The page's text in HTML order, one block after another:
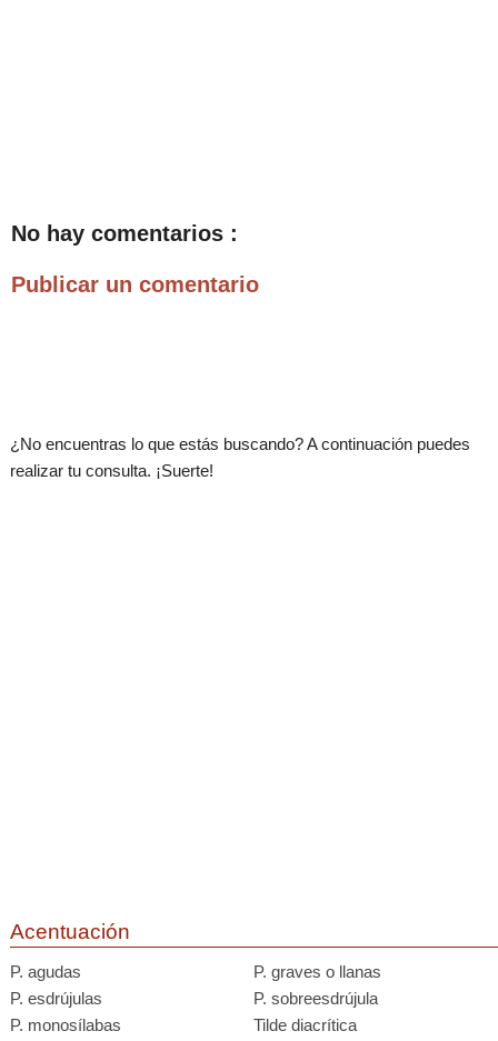
No hay comentarios :
Publicar un comentario
¿No encuentras lo que estás buscando? A continuación puedes
realizar tu consulta. ¡Suerte!
Acentuación
P. agudas
P. graves o llanas
P. esdrújulas
P. sobreesdrújula
P. monosílabas
Tilde diacrítica